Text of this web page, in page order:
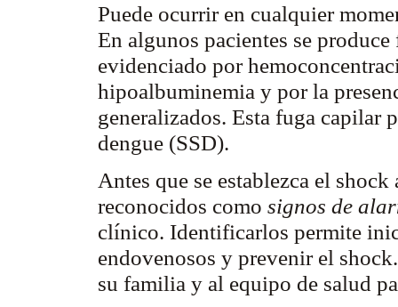
Puede ocurrir en cualquier
En algunos pacientes se
evidenciado por
hipoalbuminemia y por la
generalizados. Esta fuga capilar
dengue (SSD).
Antes que se establezca el
reconocidos como signos de
clínico. Identificarlos permite
endovenosos y prevenir el
su familia y al equipo de salud